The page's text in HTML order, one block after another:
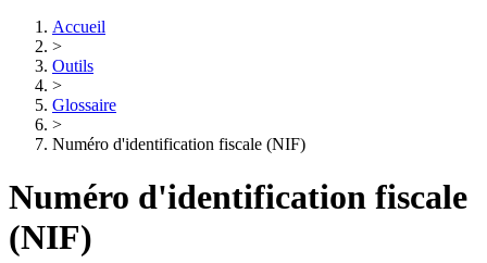
Accueil
>
Outils
>
Glossaire
>
Numéro d'identification fiscale (NIF)
Numéro d'identification fiscale
(NIF)